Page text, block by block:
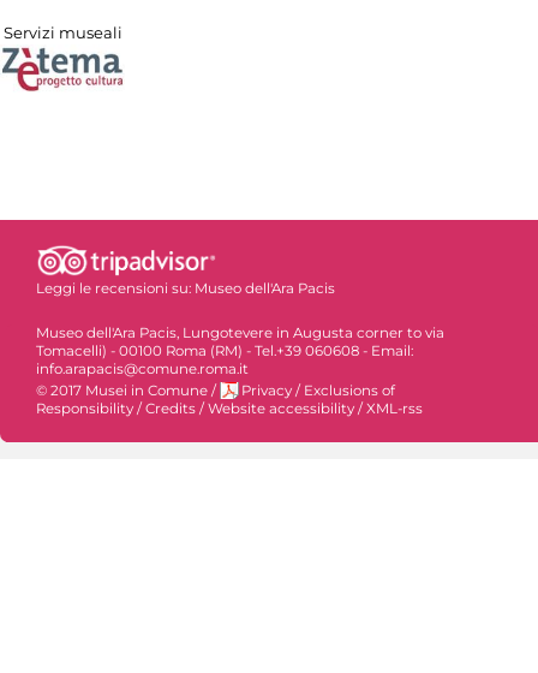
Servizi museali
Leggi le recensioni su: Museo dell'Ara Pacis
Museo dell'Ara Pacis, Lungotevere in Augusta corner to via
Tomacelli) - 00100 Roma (RM) - Tel.+39 060608 - Email:
info.arapacis@comune.roma.it
© 2017 Musei in Comune / Privacy / Exclusions of
Responsibility /Credits /Website accessibility /XML-rss